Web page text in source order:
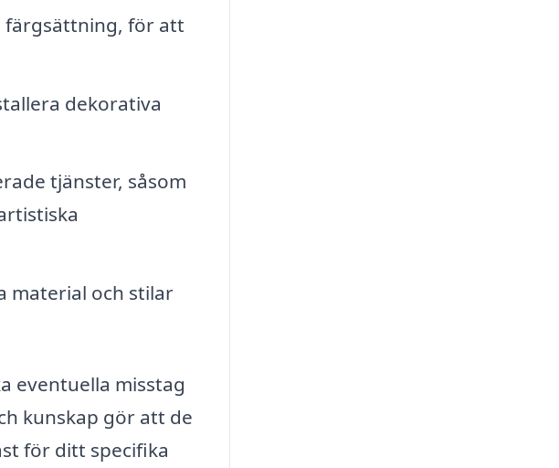
färgsättning, för att
dekorativa
tjänster, såsom
material och stilar
eventuella misstag
kunskap gör att de
för ditt specifika